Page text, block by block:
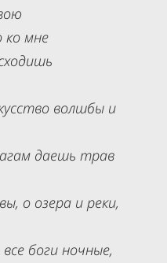
мне
волшбы и
даешь трав
о озера и реки,
боги ночные,